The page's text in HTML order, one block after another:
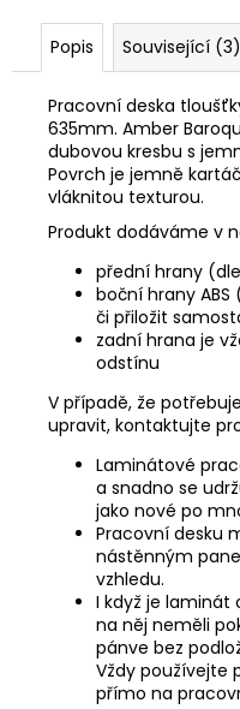
Popis Související (3)
Pracovní deska
635mm. Amber
dubovou kresbu s
Povrch je jemně
vláknitou texturou.
Produkt dodáváme v
přední hrany
boční hrany
či přiložit
zadní hrana je
odstínu
V případě, že
upravit, kontaktujte
Laminátové
a snadno se
jako nové po
Pracovní desku
nástěnným
vzhledu.
I když je laminát
na něj neměli
pánve bez
Vždy používejte
přímo na